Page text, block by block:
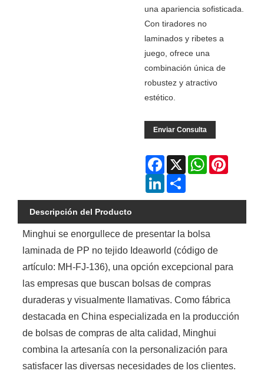
una apariencia sofisticada.
Con tiradores no
laminados y ribetes a
juego, ofrece una
combinación única de
robustez y atractivo
estético.
Enviar Consulta
Facebook
X WhatsApp
LinkedIn
Descripción del Producto
Minghui se enorgullece de presentar la bolsa
laminada de PP no tejido Ideaworld (código de
artículo: MH-FJ-136), una opción excepcional para
las empresas que buscan bolsas de compras
duraderas y visualmente llamativas. Como fábrica
destacada en China especializada en la producción
de bolsas de compras de alta calidad, Minghui
combina la artesanía con la personalización para
satisfacer las diversas necesidades de los clientes.